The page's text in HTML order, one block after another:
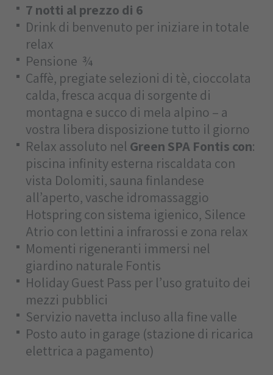
7 notti al prezzo di 6
Drink di benvenuto per iniziare in totale
relax
Pensione ¾
Caffè, pregiate selezioni di tè, cioccolata
calda, fresca acqua di sorgente di
montagna e succo di mela alpino – a
vostra libera disposizione tutto il giorno
Relax assoluto nel Green SPA Fontis con:
piscina infinity esterna riscaldata con
vista Dolomiti, sauna finlandese
all’aperto, vasche idromassaggio
Hotspring con sistema igienico, Silence
Atrio con lettini a infrarossi e zona relax
Momenti rigeneranti immersi nel
giardino naturale Fontis
Holiday Guest Pass per l’uso gratuito dei
mezzi pubblici
Servizio navetta incluso alla fine valle
Posto auto in garage (stazione di ricarica
elettrica a pagamento)